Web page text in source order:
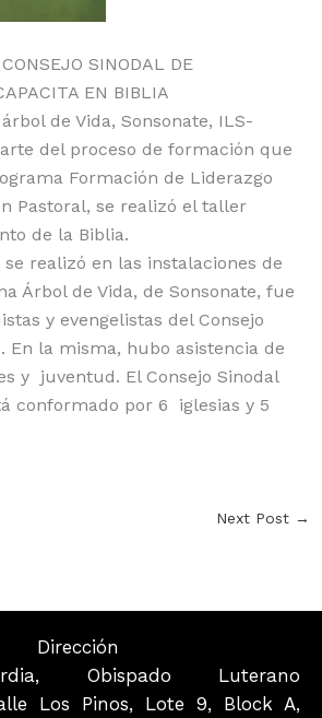
SINODAL DE
EN BIBLIA
de Vida, Sonsonate, ILS-
del proceso de formación que
Formación de Liderazgo
Pastoral, se realizó el taller
de la Biblia.
realizó en las instalaciones de
Árbol de Vida, de Sonsonate, fue
y evengelistas del Consejo
En la misma, hubo asistencia de
y juventud. El Consejo Sinodal
conformado por 6 iglesias y 5
Next Post →
Dirección
Obispado Luterano
Los Pinos, Lote 9, Block A,